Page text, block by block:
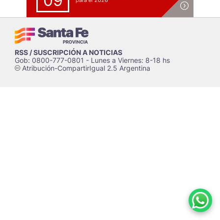
RSS / SUSCRIPCIÓN A NOTICIAS
Gob: 0800-777-0801 - Lunes a Viernes: 8-18 hs
cAtribución-CompartirIgual 2.5 Argentina